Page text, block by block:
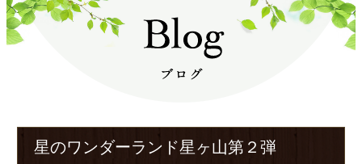
星のワンダーランド星ヶ山第２弾